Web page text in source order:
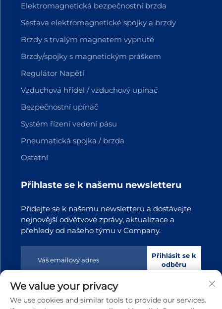
Elektromagnetická bezpečnostní brzda
Sestava elektromagnetické spojky a brzdy
Brzdy s trvalým magnetem vypnuté
Brzdy/spojky s magnetickým práškem
Regulátor Napětí
Vzduchová hřídel / vzduchový upínač
Bezpečnostní upínač
Systém řízení vedení pásu
Pneumatická spojka / brzda
Ostatní
Přihlaste se k našemu newsletteru
Přidejte se k našemu newsletteru a dostávejte
nejnovější odvětvové zprávy, aktualizace a
přehledy od našeho týmu v Company.
Přihlásit se k
odběru
Copyright © 2025 Dongguan Tianji Transmission Technology
We value your privacy
We use cookies and similar tools to provide our services.